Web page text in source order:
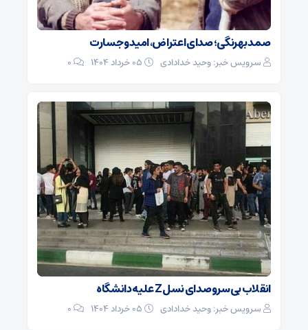
صمد بهرنگی؛ صدای اعتراض، امید و جسارت
سرویس خبر: وحید خدادادی 0
انقلاب بی‌سروصدای نسل Z علیه دانشگاه
سرویس خبر: وحید خدادادی 0